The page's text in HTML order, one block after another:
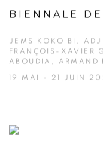
BIENNALE
JEMS KOKO BI,
FRANÇOIS-XAVIER
ABOUDIA, ARMAND
19 MAI - 21 JUIN